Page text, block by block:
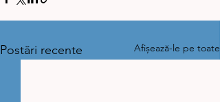
Postări recente Afișează-le pe toate